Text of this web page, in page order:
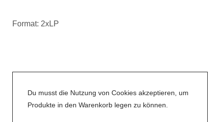
Format: 2xLP
Du musst die Nutzung von Cookies akzeptieren, um
Produkte in den Warenkorb legen zu können.